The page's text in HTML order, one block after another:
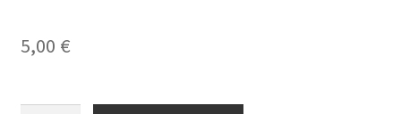
5,00 €